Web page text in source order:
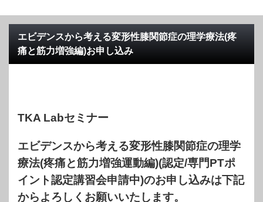
エビデンスから考える変形性膝関節症の理学療法(疼
痛と筋力増強編)お申し込み
TKA Labセミナー
エビデンスから考える変形性膝関節症の理学
療法(疼痛と筋力増強運動編)(認定/専門PTポ
イント認定講習会申請中)のお申し込みは下記
からよろしくお願いいたします。